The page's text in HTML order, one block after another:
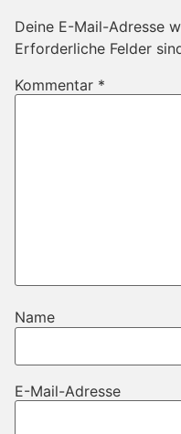
Deine E-Mail-Adresse
Erforderliche Felder
Kommentar *
Name
E-Mail-Adresse